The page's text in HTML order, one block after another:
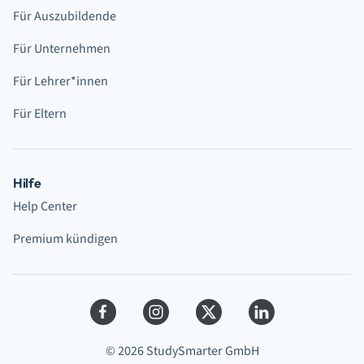
Für Auszubildende
Für Unternehmen
Für Lehrer*innen
Für Eltern
Hilfe
Help Center
Premium kündigen
© 2026 StudySmarter GmbH